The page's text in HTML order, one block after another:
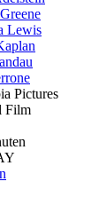
Lewis
Pictures
Film